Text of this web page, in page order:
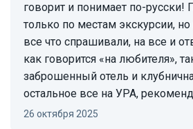
говорит и понимает по-русски!
только по местам экскурсии, но
все что спрашивали, на все и
как говорится «на любителя»,
заброшенный отель и
остальное все на УРА,
26 октября 2025